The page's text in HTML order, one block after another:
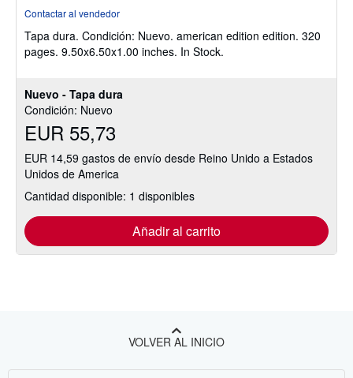
Nuevo - Tapa dura
Condición: Nuevo
EUR 55,73
EUR 14,59 gastos de envío desde Reino Unido a Estados
Unidos de America
Cantidad disponible: 1 disponibles
Añadir al carrito
5
de
Contactar al vendedor
Tapa dura. Condición: Nuevo. american edition edition. 320
pages. 9.50x6.50x1.00 inches. In Stock.
VOLVER AL INICIO